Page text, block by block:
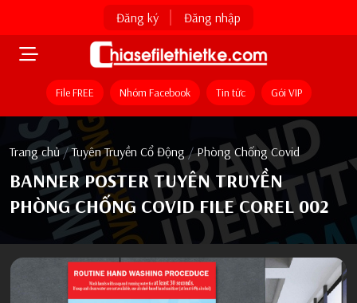
Đăng ký Đăng nhập
File FREE Nhóm Facebook Tin tức Gói VIP
Trang chủ / Tuyên Truyền Cổ Động / Phòng Chống Covid
BANNER POSTER TUYÊN TRUYỀN
PHÒNG CHỐNG COVID FILE COREL 002